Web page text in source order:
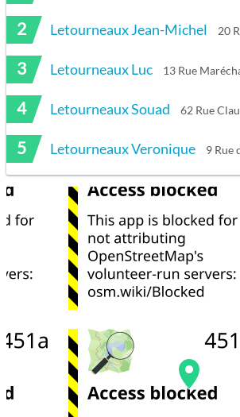
2 Letourneaux Jean-Michel 20
3 Letourneaux Luc 13 Rue
4 Letourneaux Souad 62 Rue Claude
5 Letourneaux Veronique 9 Rue